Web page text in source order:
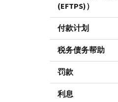
(EFTPS)）
付款计划
税务债务帮助
罚款
利息